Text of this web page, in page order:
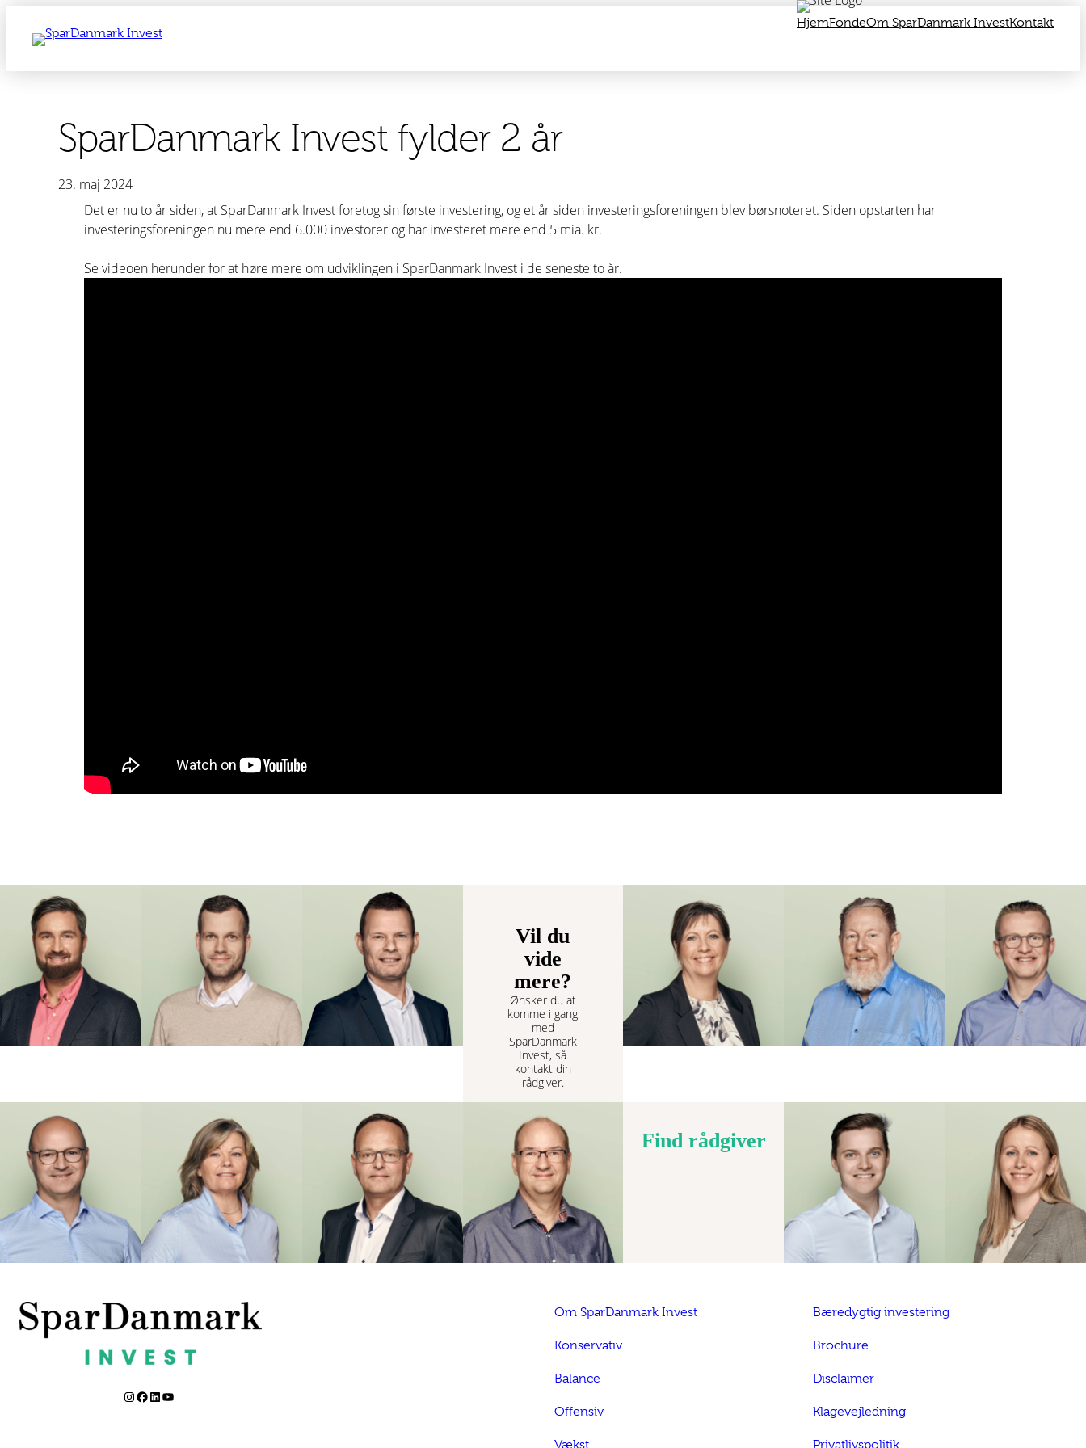
HjemFondeOm SparDanmark InvestKontakt
SparDanmark Invest fylder 2 år
23. maj 2024
Det er nu to år siden, at SparDanmark Invest foretog sin første investering, og et år siden investeringsforeningen blev børsnoteret. Siden opstarten har
investeringsforeningen nu mere end 6.000 investorer og har investeret mere end 5 mia. kr.
Se videoen herunder for at høre mere om udviklingen i SparDanmark Invest i de seneste to år.
Vil du
vide
mere?
Ønsker du at
komme i gang
med
SparDanmark
Invest, så
kontakt din
rådgiver.
Find rådgiver
InstagramFacebook LinkedIn YouTube
Om SparDanmark Invest
Konservativ
Balance
Offensiv
Vækst
Bæredygtig investering
Brochure
Disclaimer
Klagevejledning
Privatlivspolitik